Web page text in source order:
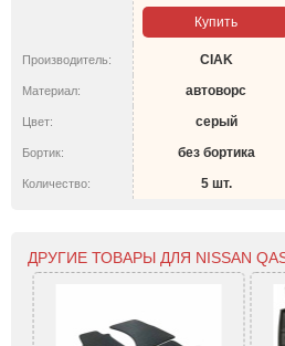
Купить
Производитель: CIAK
Материал: автоворс
Цвет: серый
Бортик: без бортика
Количество: 5 шт.
ДРУГИЕ ТОВАРЫ ДЛЯ NISSAN